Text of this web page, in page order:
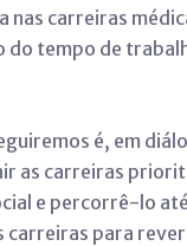
nas carreiras
do tempo de
é, em
as carreiras
e percorrê-lo
carreiras para